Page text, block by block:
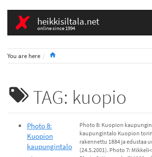
heikkisiltala.net
online since 1994
You are here
TAG: kuopio
Photo 8:
Kuopion
kaupungintalo
Photo 8: Kuopion
kaupungintalo Kuopion
rakennettu 1884 ja edustaa
(24.5.2001). Photo 7: